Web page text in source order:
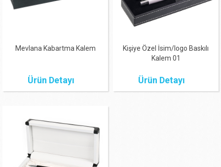
Mevlana Kabartma Kalem
Ürün Detayı
Kişiye Özel İsim/logo Baskılı
Kalem 01
Ürün Detayı